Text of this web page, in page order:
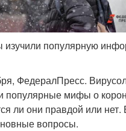
изучили популярную
ФедералПресс.
популярные мифы о
ли они правдой или
вопросы.